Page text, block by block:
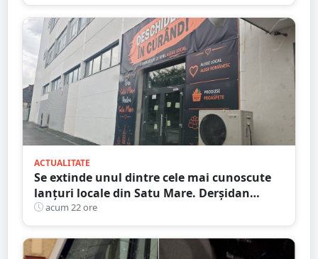
ACTUALITATE
Se extinde unul dintre cele mai cunoscute
lanțuri locale din Satu Mare. Derșidan
pregătește o investiție importantă
acum 22 ore